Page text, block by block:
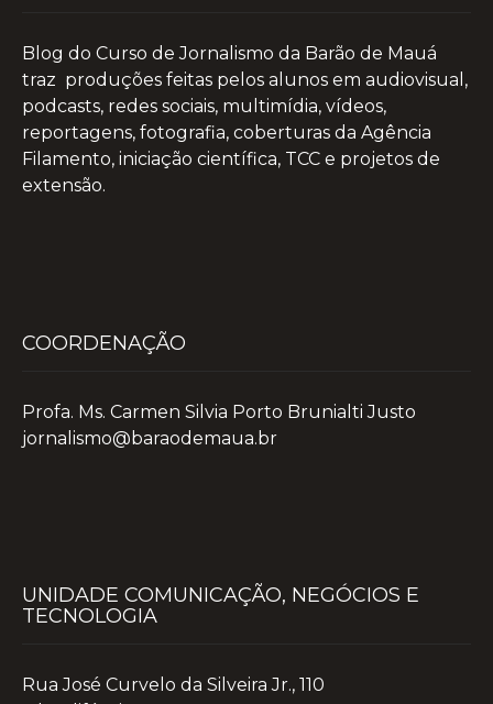
Blog do Curso de Jornalismo da Barão de Mauá
traz produções feitas pelos alunos em audiovisual,
podcasts, redes sociais, multimídia, vídeos,
reportagens, fotografia, coberturas da Agência
Filamento, iniciação científica, TCC e projetos de
extensão.
COORDENAÇÃO
Profa. Ms. Carmen Silvia Porto Brunialti Justo
jornalismo@baraodemaua.br
UNIDADE COMUNICAÇÃO, NEGÓCIOS E
TECNOLOGIA
Rua José Curvelo da Silveira Jr., 110